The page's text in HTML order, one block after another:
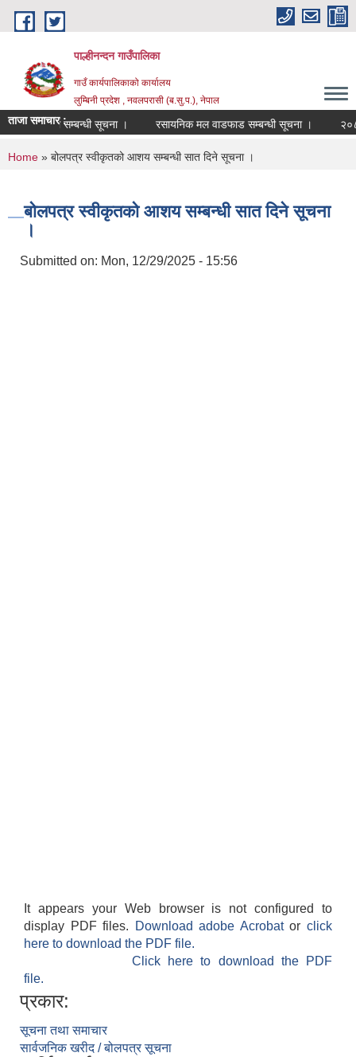
Skip to main content
पाल्हीनन्दन गाउँपालिका
गाउँ कार्यपालिकाको कार्यालय
लुम्बिनी प्रदेश , नवलपरासी (ब.सु.प.), नेपाल
ताजा समाचार :
सूची दर्ता सम्बन्धी सूचना । रसायनिक मल वाडफाड सम्बन्धी सूचना ।
You are here
Home » बोलपत्र स्वीकृतको आशय सम्बन्धी सात दिने सूचना ।
बोलपत्र स्वीकृतको आशय सम्बन्धी सात दिने सूचना
।
Submitted on: Mon, 12/29/2025 - 15:56
It appears your Web browser is not configured to
display PDF files.
Download adobe Acrobatorclick
here to download the PDF file.
Click here to download the PDF
file.
प्रकार:
सूचना तथा समाचार
सार्वजनिक खरीद / बोलपत्र सूचना